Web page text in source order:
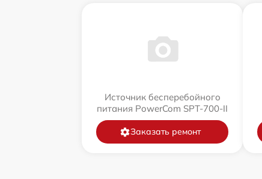
Источник бесперебойного
питания PowerCom SPT-700-II
Заказать ремонт